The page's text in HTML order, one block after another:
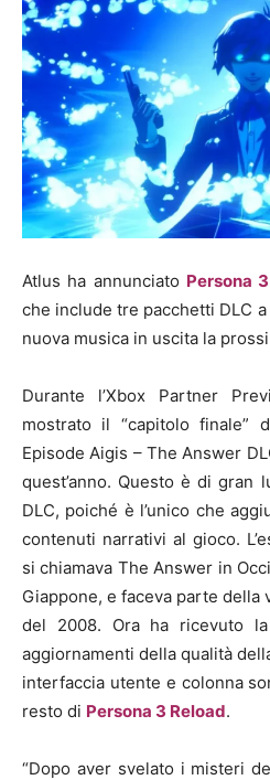
Atlus ha annunciato Persona
che include tre pacchetti DLC
nuova musica in uscita la
Durante l’Xbox Partner
mostrato il “capitolo finale”
Episode Aigis – The Answer
quest’anno. Questo è di gran
DLC, poiché è l’unico che
contenuti narrativi al gioco.
si chiamava The Answer in
Giappone, e faceva parte della
del 2008. Ora ha ricevuto
aggiornamenti della qualità
interfaccia utente e colonna
resto di Persona 3 Reload.
“Dopo aver svelato i misteri